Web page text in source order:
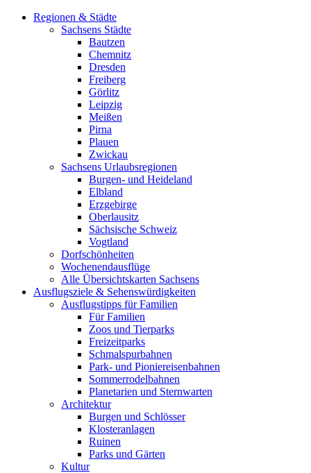
Regionen & Städte
Sachsens Städte
Bautzen
Chemnitz
Dresden
Freiberg
Görlitz
Leipzig
Meißen
Pirna
Plauen
Zwickau
Sachsens Urlaubsregionen
Burgen- und Heideland
Elbland
Erzgebirge
Oberlausitz
Sächsische Schweiz
Vogtland
Dorfschönheiten
Wochenendausflüge
Alle Übersichtskarten Sachsens
Ausflugsziele & Sehenswürdigkeiten
Ausflugstipps für Familien
Für Familien
Zoos und Tierparks
Freizeitparks
Schmalspurbahnen
Park- und Pioniereisenbahnen
Sommerrodelbahnen
Planetarien und Sternwarten
Architektur
Burgen und Schlösser
Klosteranlagen
Ruinen
Parks und Gärten
Kultur